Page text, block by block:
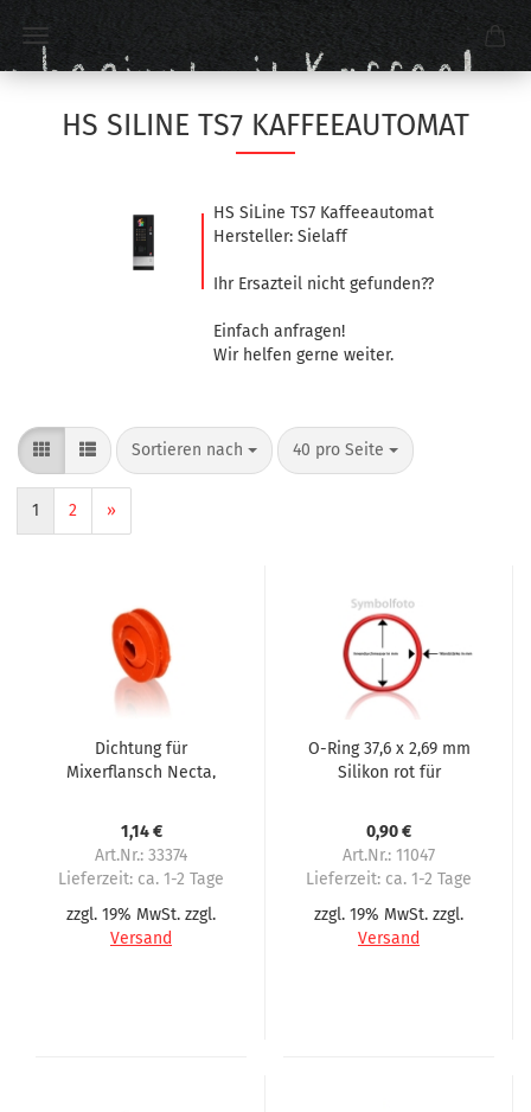
HS SILINE TS7 KAFFEEAUTOMAT
HS SiLine TS7 Kaffeeautomat
Hersteller: Sielaff
Ihr Ersazteil nicht gefunden??
Einfach anfragen!
Wir helfen gerne weiter.
Sortieren nach 40 pro Seite
1 2 »
Dichtung für
Mixerflansch Necta,
1,14 €
Art.Nr.: 33374
Lieferzeit: ca. 1-2 Tage
zzgl. 19% MwSt. zzgl.
Versand
O-Ring 37,6 x 2,69 mm
Silikon rot für
0,90 €
Art.Nr.: 11047
Lieferzeit: ca. 1-2 Tage
zzgl. 19% MwSt. zzgl.
Versand